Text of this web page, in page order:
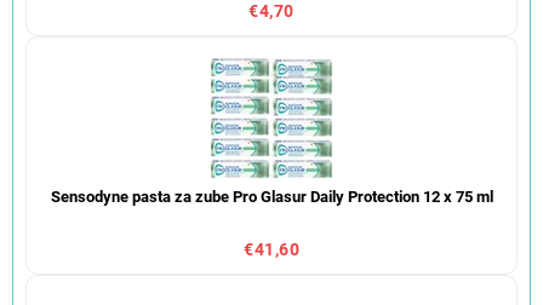
€4,70
Sensodyne pasta za zube Pro Glasur Daily Protection 12 x 75 ml
€41,60